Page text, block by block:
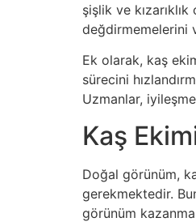
şişlik ve
değdirmemelerini
Ek olarak, kaş
sürecini
Uzmanlar,
Kaş
Doğal görünüm,
gerekmektedir.
görünüm